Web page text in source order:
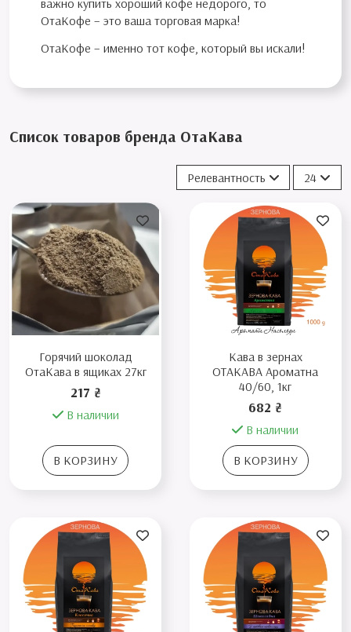
ОтаКофе – это ваша торговая марка!
ОтаКофе – именно тот кофе, который вы искали!
Список товаров бренда ОтаКава
Релевантность 24
Горячий шоколад
ОтаКава в ящиках 27кг
217 ₴
В наличии
В КОРЗИНУ
Кава в зернах
ОТАКАВА Ароматна
40/60, 1кг
682 ₴
В наличии
В КОРЗИНУ